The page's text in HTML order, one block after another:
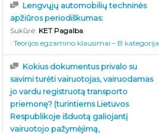
Lengvųjų automobilių techninės
apžiūros periodiškumas:
Sukūrė: KET Pagalba
:Teorijos egzamino klausimai – B kategorija
Kokius dokumentus privalo su
savimi turėti vairuotojas, vairuodamas
jo vardu registruotą transporto
priemonę? (turintiems Lietuvos
Respublikoje išduotą galiojantį
vairuotojo pažymėjimą,